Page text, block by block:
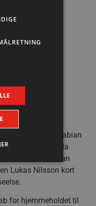
udgave
hvor målmand Fabian
afslutning, men da
blev han
Lukas Nilsson kort
for hjemmeholdet til
Ydeevne